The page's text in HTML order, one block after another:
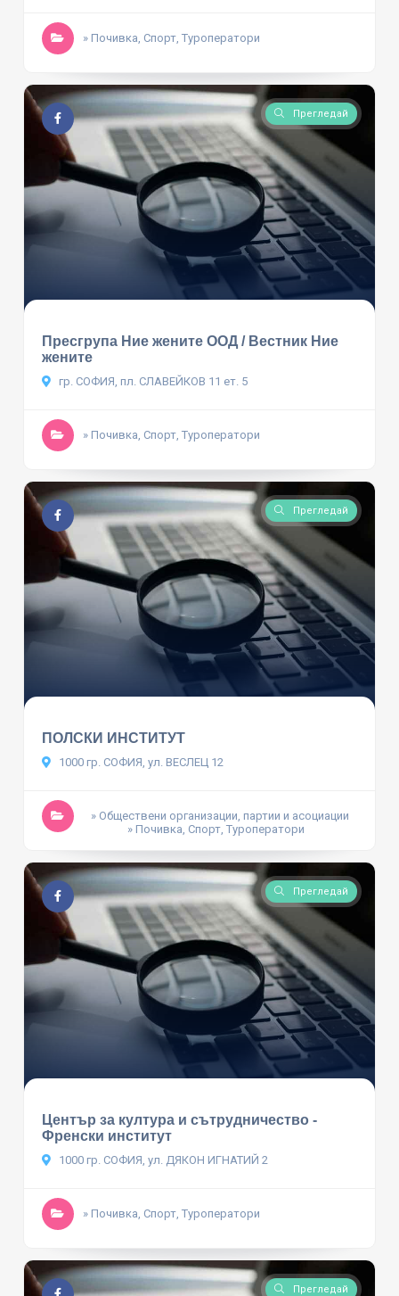
» Почивка, Спорт, Туроператори
Прегледай
Пресгрупа Ние жените ООД / Вестник Ние
жените
гр. СОФИЯ, пл. СЛАВЕЙКОВ 11 ет. 5
» Почивка, Спорт, Туроператори
Прегледай
ПОЛСКИ ИНСТИТУТ
1000 гр. СОФИЯ, ул. ВЕСЛЕЦ 12
» Обществени организации, партии и асоциации
» Почивка, Спорт, Туроператори
Прегледай
Център за култура и сътрудничество -
Френски институт
1000 гр. СОФИЯ, ул. ДЯКОН ИГНАТИЙ 2
» Почивка, Спорт, Туроператори
Прегледай